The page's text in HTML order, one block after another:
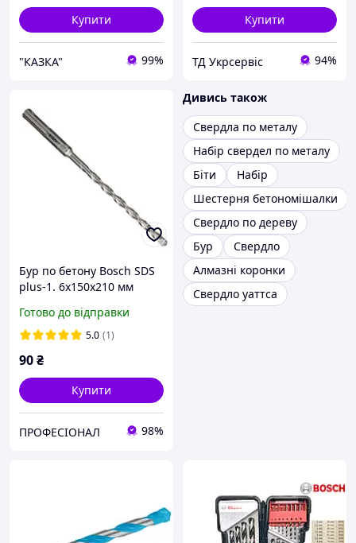
Купити
"КАЗКА" 99%
Купити
ТД Укрсервіс 94%
Бур по бетону Bosch SDS
plus-1. 6x150x210 мм
Готово до відправки
5.0 (1)
90₴
Купити
ПРОФЕСІОНАЛ 98%
Дивись також
Свердла по металу
Набір свердел по металу
Біти
Набір
Шестерня бетономішалки
Свердло по дереву
Бур
Свердло
Алмазні коронки
Свердло уаттса